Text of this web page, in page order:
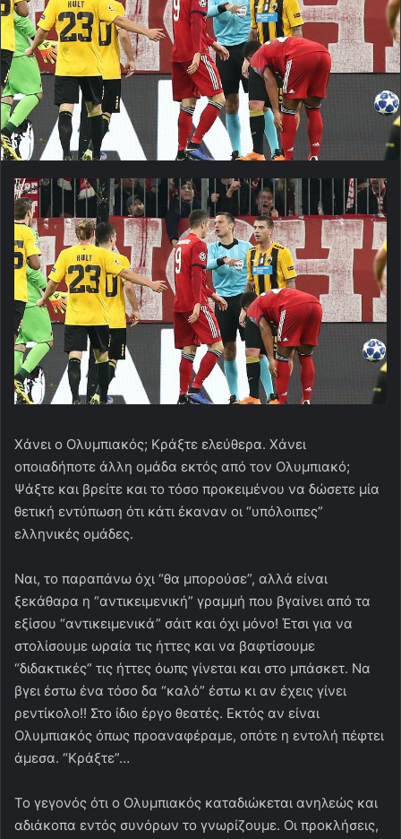
Χάνει ο Ολυμπιακός; Κράξτε ελεύθερα. Χάνει
οποιαδήποτε άλλη ομάδα εκτός από τον Ολυμπιακό;
Ψάξτε και βρείτε και το τόσο προκειμένου να δώσετε μία
θετική εντύπωση ότι κάτι έκαναν οι “υπόλοιπες”
ελληνικές ομάδες.
Ναι, το παραπάνω όχι “θα μπορούσε”, αλλά είναι
ξεκάθαρα η “αντικειμενική” γραμμή που βγαίνει από τα
εξίσου “αντικειμενικά” σάιτ και όχι μόνο! Έτσι για να
στολίσουμε ωραία τις ήττες και να βαφτίσουμε
“διδακτικές” τις ήττες όωπς γίνεται και στο μπάσκετ. Να
βγει έστω ένα τόσο δα “καλό” έστω κι αν έχεις γίνει
ρεντίκολο!! Στο ίδιο έργο θεατές. Εκτός αν είναι
Ολυμπιακός όπως προαναφέραμε, οπότε η εντολή πέφτει
άμεσα. “Κράξτε”…
Το γεγονός ότι ο Ολυμπιακός καταδιώκεται ανηλεώς και
αδιάκοπα εντός συνόρων το γνωρίζουμε. Οι προκλήσεις,